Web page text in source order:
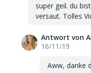
super geil. du
versaut. Tolles
Antwort von
16/11/19
Aww, danke